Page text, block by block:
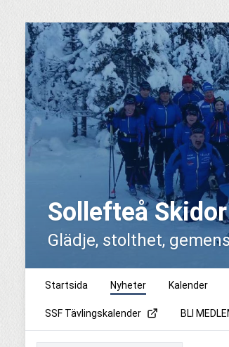
Sollefteå Skidor
Glädje, stolthet,
Startsida Nyheter Kalender
SSF Tävlingskalender BLI